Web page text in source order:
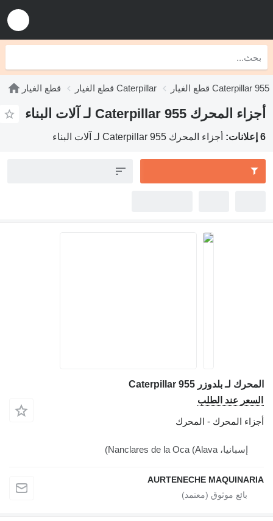
قطع الغيار قطع الغيار Caterpillar قطع الغيار Caterpillar 955
أجزاء المحرك Caterpillar 955 لـ آلات البناء
6 إعلانات: أجزاء المحرك Caterpillar 955 لـ آلات البناء
المحرك لـ بلدوزر Caterpillar 955
السعر عند الطلب
أجزاء المحرك - المحرك
إسبانيا، Nanclares de la Oca (Alava)
AURTENECHE MAQUINARIA